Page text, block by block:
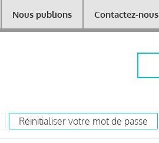
Nous publions Contactez-nous
(onglet actif)
Réinitialiser votre mot de passe